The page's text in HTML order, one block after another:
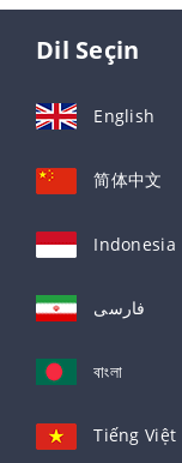
Dil Seçin
English
简体中文
Indonesia
فارسی
বাংলা
Tiếng Việt